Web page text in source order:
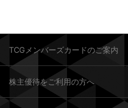
TCGメンバーズカードのご案内
株主優待をご利用の方へ